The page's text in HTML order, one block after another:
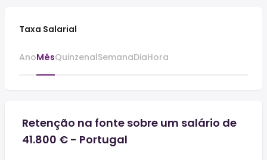
Taxa Salarial
AnoMêsQuinzenalSemanaDiaHora
Retenção na fonte sobre um salário de
41.800 € - Portugal